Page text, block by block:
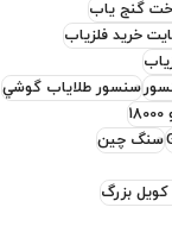
گنج ياب
خريد فلزياب
سنسور طلاياب گوشي
سنگ چين